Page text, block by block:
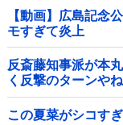
【動画】広島記念
モすぎて炎上
反斎藤知事派が本
く反撃のターンや
他
この夏菜がシコす